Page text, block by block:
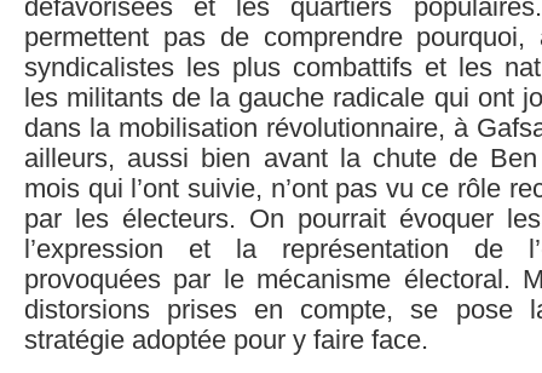
défavorisées et les quartiers
permettent pas de comprendre pourquoi,
syndicalistes les plus combattifs et les
les militants de la gauche radicale qui ont
dans la mobilisation révolutionnaire, à
ailleurs, aussi bien avant la chute de
mois qui l’ont suivie, n’ont pas vu ce rôle
par les électeurs. On pourrait évoquer
l’expression et la représentation de
provoquées par le mécanisme électoral.
distorsions prises en compte, se pose
stratégie adoptée pour y faire face.